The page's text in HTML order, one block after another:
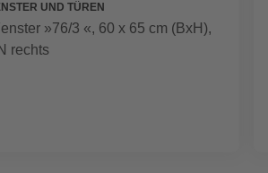
UND TÜREN
»76/3 «, 60 x 65 cm (BxH),
rechts